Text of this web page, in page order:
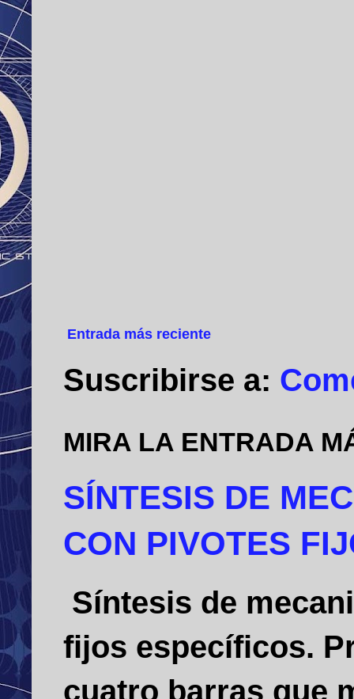
Entrada más reciente
Suscribirse a:
MIRA LA ENTRADA
SÍNTESIS DE
CON PIVOTES
Síntesis de
fijos específicos.
cuatro barras que